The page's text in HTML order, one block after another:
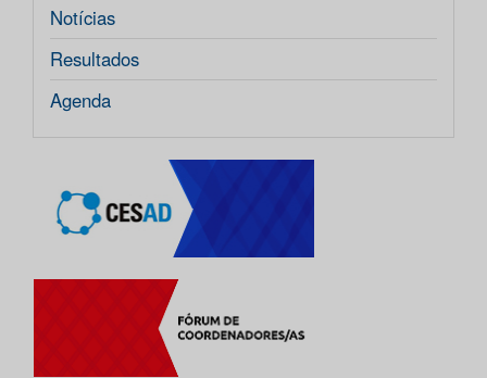
Notícias
Resultados
Agenda